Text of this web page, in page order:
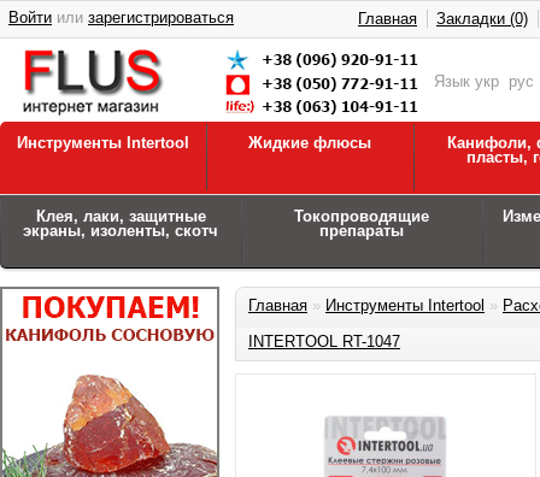
Язык укр рус
Войти или зарегистрироваться Главная Закладки (0)
Инструменты Intertool Жидкие флюсы
Канифоли,
пласты,
Клея, лаки, защитные
экраны, изоленты, скотч
Токопроводящие
препараты
Главная » Инструменты Intertool »
INTERTOOL RT-1047